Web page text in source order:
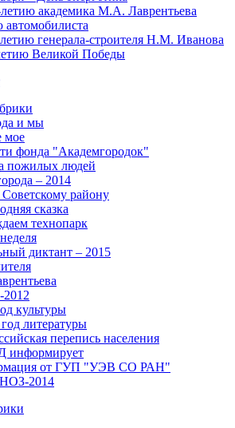
академика М.А. Лаврентьева
генерала-строителя Н.М. Иванова
Великой Победы
и мы
мое
фонда "Академгородок"
пожилых людей
– 2014
Советскому району
сказка
технопарк
диктант – 2015
культуры
литературы
перепись населения
информирует
от ГУП "УЭВ СО РАН"
2014